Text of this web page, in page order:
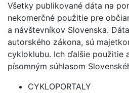
Všetky publikované dáta na
nekomerčné použitie pre
a návštevníkov Slovenska.
autorského zákona, sú
cykloklubu. Ich ďalšie použitie
písomným súhlasom
CYKLOPORTALY